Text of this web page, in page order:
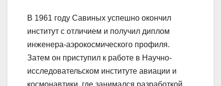
В 1961 году Савиных успешно окончил
институт с отличием и получил диплом
инженера-аэрокосмического профиля.
Затем он приступил к работе в Научно-
исследовательском институте авиации и